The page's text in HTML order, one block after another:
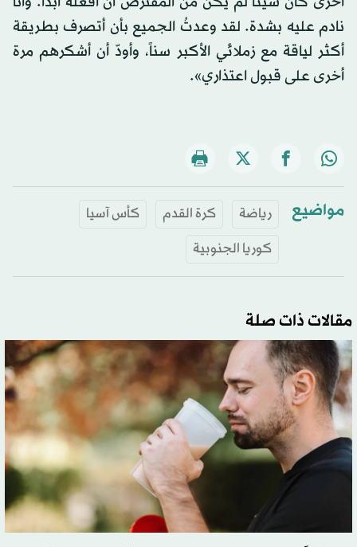
نادم عليه بشدة. لقد وعدتُ الجميع بأن أتصرف بطريقة
أكثر لياقة مع زملائي الأكبر سناً، وأودّ أن أشكرهم مرة
أخرى على قبول اعتذاري».
مواضيع رياضة كرة القدم
كأس آسيا
كوريا الجنوبية
مقالات ذات صلة